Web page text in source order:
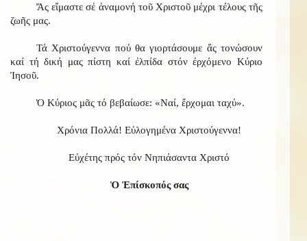
Ἄς εἴμαστε σἐ ἀναμονή τοῦ Χριστοῦ μέχρι τέλους τῆς
ζωῆς μας.
Τά Χριστούγεννα πού θα γιορτάσουμε ἄς τονώσουν
καί τή δική μας πίστη καί ἐλπίδα στόν ἐρχόμενο Κύριο
Ἰησοῦ.
Ὁ Κύριος μᾶς τό βεβαίωσε: «Ναί, ἔρχομαι ταχύ».
Χρόνια Πολλά! Εὐλογημένα Χριστούγεννα!
Εὐχέτης πρός τόν Νηπιάσαντα Χριστό
Ὁ Ἐπίσκοπός σας